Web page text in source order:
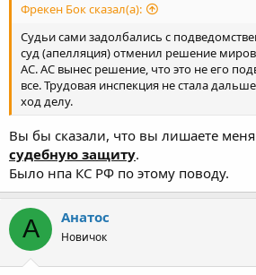
Фрекен Бок сказал(а):
Судьи сами задолбались с
суд (апелляция) отменил решение
АС. АС вынес решение, что это не его
все. Трудовая инспекция не стала
ход делу.
Вы бы сказали, что вы лишаете меня
судебную защиту.
Было нпа КС РФ по этому поводу.
А Анатос
Новичок